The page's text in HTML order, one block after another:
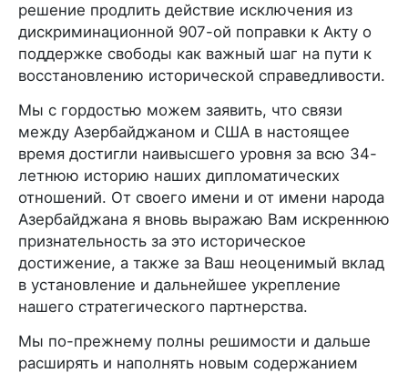
решение продлить действие исключения из
дискриминационной 907-ой поправки к Акту о
поддержке свободы как важный шаг на пути к
восстановлению исторической справедливости.
Мы с гордостью можем заявить, что связи
между Азербайджаном и США в настоящее
время достигли наивысшего уровня за всю 34-
летнюю историю наших дипломатических
отношений. От своего имени и от имени народа
Азербайджана я вновь выражаю Вам искреннюю
признательность за это историческое
достижение, а также за Ваш неоценимый вклад
в установление и дальнейшее укрепление
нашего стратегического партнерства.
Мы по-прежнему полны решимости и дальше
расширять и наполнять новым содержанием